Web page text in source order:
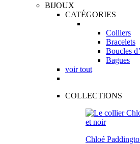
BIJOUX
CATÉGORIES
Colliers
Bracelets
Boucles
Bagues
voir tout
COLLECTIONS
Chloé